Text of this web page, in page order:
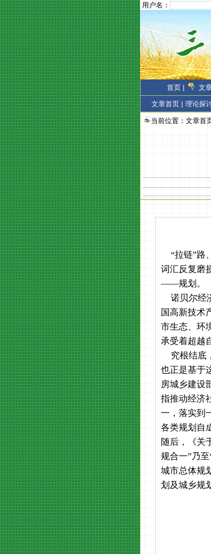
用户名：
首页 | 文
文章首页 | 理论探
当前位置： 文章首
“拉链”路
词汇反复磨
——规划。
诺贝尔经
国高新技术
市生态、环
承受着超越
究根结底
也正是基于
房城乡建设
指推动经济
一，落实到
各类规划自
随后，《关
规合一”乃
城市总体规
划及城乡规